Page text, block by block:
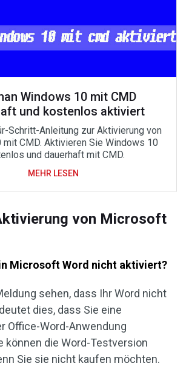
Windows 10 mit CMD
und kostenlos aktiviert
Schritt-Anleitung zur Aktivierung von
CMD. Aktivieren Sie Windows 10
und dauerhaft mit CMD.
MEHR LESEN
von Microsoft
Microsoft Word nicht aktiviert?
sehen, dass Ihr Word nicht
dies, dass Sie eine
Office-Word-Anwendung
können die Word-Testversion
Sie sie nicht kaufen möchten.